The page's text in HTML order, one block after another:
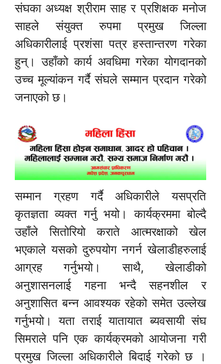
संघका अध्यक्ष श्रीराम साह र प्रशिक्षक मनोज
साहले संयुक्त रुपमा प्रमुख जिल्ला
अधिकारीलाई प्रशंसा पत्र हस्तान्तरण गरेका
हुन्। उहाँको कार्य अवधिमा गरेका योगदानको
उच्च मूल्यांकन गर्दै संघले सम्मान प्रदान गरेको
जनाएको छ।
सम्मान ग्रहण गर्दै अधिकारीले यसप्रति
कृतज्ञता व्यक्त गर्नु भयो। कार्यक्रममा बोल्दै
उहाँले सितोरियो कराते आत्मरक्षाको खेल
भएकाले यसको दुरुपयोग नगर्न खेलाडीहरुलाई
आग्रह गर्नुभयो। साथै, खेलाडीको
अनुशासनलाई गहना भन्दै सहनशील र
अनुशासित बन्न आवश्यक रहेको समेत उल्लेख
गर्नुभयो। यता तराई यातायात ब्यवसायी संघ
सिमराले पनि एक कार्यक्रमको आयोजना गरी
प्रमुख जिल्ला अधिकारीले बिदाई गरेको छ ।